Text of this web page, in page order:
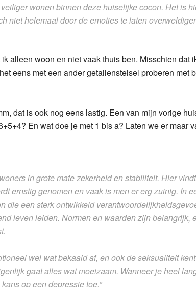
wonen binnen deze huiselijke cocon. Het is
niet helemaal door de emoties te laten
alleen woon en niet vaak thuis ben. Misschien dat
eens met een ander getallenstelsel proberen met
dat is ook nog eens lastig. Een van mijn vorige
En wat doe je met 1 bis a? Laten we er maar
in grote mate zekerheid en stabiliteit. Hier
ernstig genomen en vaak is men er erg zuinig. In
die een sterk ontwikkeld
leven leiden. Normen en waarden zijn belangrijk,
wel wat bekaaid af, en ook de seksualiteit
gaat alles wat moeizaam. Wanneer je heel
op een depressie toe.”